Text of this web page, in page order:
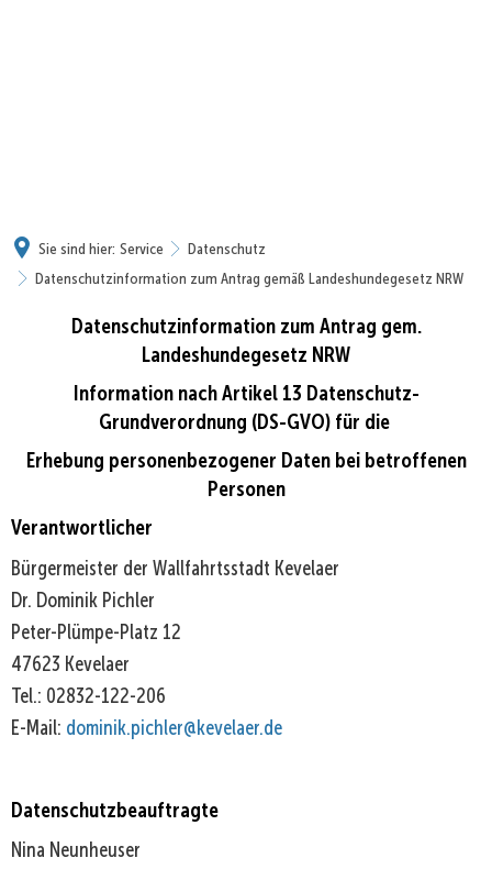
Sie sind hier: Service
Datenschutz
Datenschutzinformation zum Antrag gemäß Landeshundegesetz NRW
Datenschutzinformation
Landeshundegesetz
NRW
Datenschutzinformation zum Antrag gem.
Landeshundegesetz NRW
Information nach Artikel 13 Datenschutz-
Grundverordnung (DS-GVO) für die
Erhebung personenbezogener Daten bei betroffenen
Personen
Verantwortlicher
Bürgermeister der Wallfahrtsstadt Kevelaer
Dr. Dominik Pichler
Peter-Plümpe-Platz 12
47623 Kevelaer
Tel.: 02832-122-206
E-Mail: dominik.pichler@kevelaer.de
Datenschutzbeauftragte
Nina Neunheuser